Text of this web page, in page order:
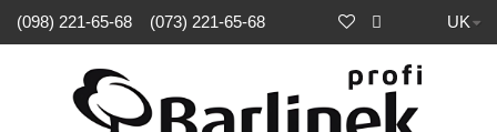
UK
(098) 221-65-68 (073) 221-65-68